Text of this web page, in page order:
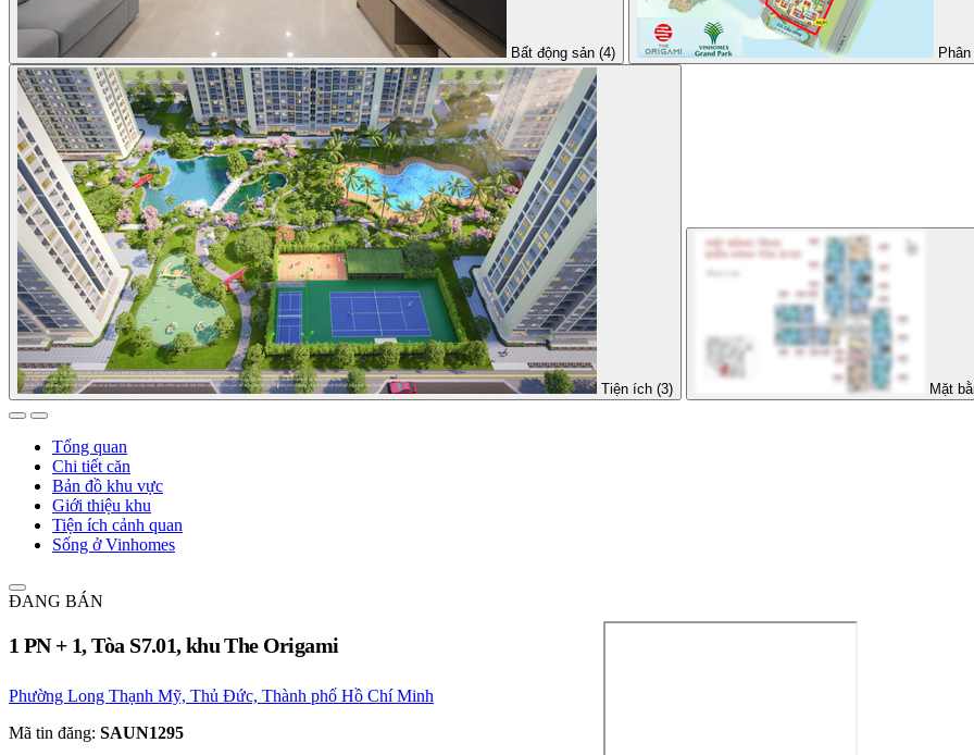
Bất động sản (4)
Tiện ích (3) Mặt
Tổng quan
Chi tiết căn
Bản đồ khu vực
Giới thiệu khu
Tiện ích cảnh quan
Sống ở Vinhomes
ĐANG BÁN
1 PN + 1, Tòa S7.01, khu The Origami
Phường Long Thạnh Mỹ, Thủ Đức, Thành phố Hồ Chí Minh
Mã tin đăng: SAUN1295